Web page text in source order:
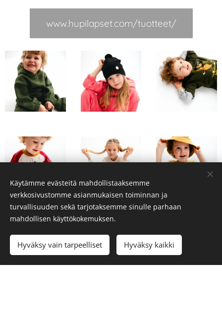
www.hupilapset.com/tuotteet/
Iloa ja aurinkoa
Käytämme evästeitä mahdollistaaksemme
verkkosivustomme asianmukaisen toiminnan ja
turvallisuuden sekä tarjotaksemme sinulle parhaan
mahdollisen käyttökokemuksen.
Hyväksy vain tarpeelliset Hyväksy kaikki